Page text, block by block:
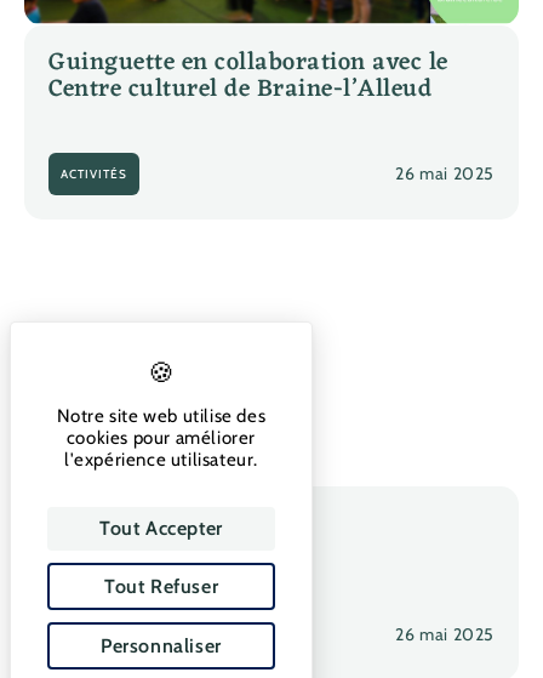
Guinguette en collaboration avec le
Centre culturel de Braine-l’Alleud
ACTIVITÉS 26 mai 2025
M@rcel Pas
ACTIVITÉS 26 mai 2025
Notre site web utilise des
cookies pour améliorer
l'expérience utilisateur.
Tout Accepter
Tout Refuser
Personnaliser